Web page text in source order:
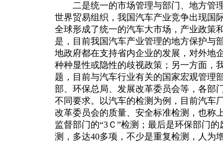
二是统一的市场管理与部门、地方管
世界贸易组织，我国汽车产业竞争出现国
全球形成了统一的汽车大市场，产业政策
是，目前我国汽车产业管理的地方保护与
地政府都在支持省内企业的发展，对外地
种种显性或隐性的歧视政策；另一方面，
题，目前与汽车行业有关的国家宏观管理
部、环保总局、发展改革委员会等，各部
不同要求。以汽车的检测为例，目前汽车
改革委员会的质量、安全标准检测，也称
监督部门的“3Ｃ”检测；最后是环保部门
测，多达40多项，不少是重复检测，人为